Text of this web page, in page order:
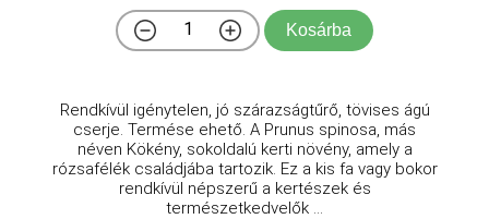
Kosárba
Rendkívül igénytelen, jó szárazságtűrő, tövises ágú
cserje. Termése ehető. A Prunus spinosa, más
néven Kökény, sokoldalú kerti növény, amely a
rózsafélék családjába tartozik. Ez a kis fa vagy bokor
rendkívül népszerű a kertészek és
természetkedvelők ...